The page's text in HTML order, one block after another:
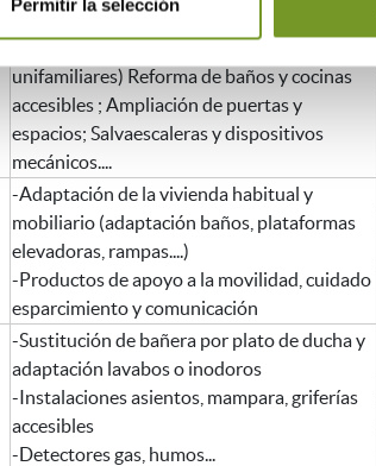
Permitir la selección
accesible (lumínica, sonora, podotáctil)....
-Programa 2 (viviendas, viviendas
unifamiliares) Reforma de baños y cocinas
accesibles ; Ampliación de puertas y
espacios; Salvaescaleras y dispositivos
mecánicos....
-Adaptación de la vivienda habitual y
mobiliario (adaptación baños, plataformas
elevadoras, rampas....)
-Productos de apoyo a la movilidad, cuidado
esparcimiento y comunicación
-Sustitución de bañera por plato de ducha y
adaptación lavabos o inodoros
-Instalaciones asientos, mampara, griferías
accesibles
-Detectores gas, humos...